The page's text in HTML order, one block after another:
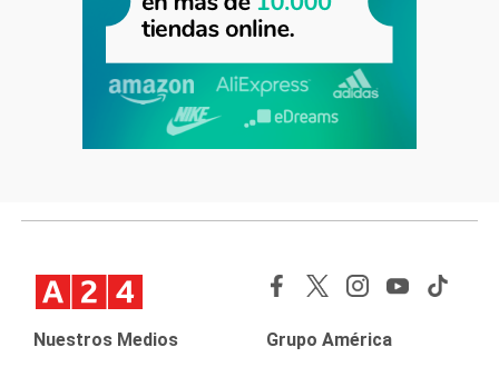
Nuestros Medios Grupo América